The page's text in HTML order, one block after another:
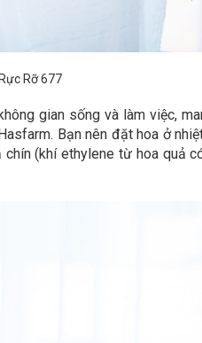
Rỡ 677
gian sống và làm việc,
Bạn nên đặt hoa ở
(khí ethylene từ hoa quả